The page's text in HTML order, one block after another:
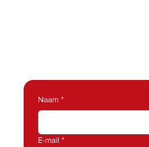
Naam *
E-mail *